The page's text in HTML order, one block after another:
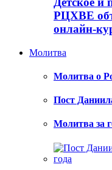
РЦХВЕ
онлайн-
Молитва
Молитва о
Пост
Молитва за